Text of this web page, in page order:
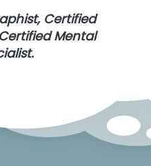
Certified
Mental